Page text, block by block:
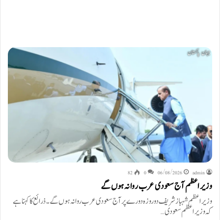
admin
06/08/2026
0
82
وزیراعظم آج سعودی عرب روانہ ہوں گے
وزیراعظم شہباز شریف دو روزہ دورے پر آج سعودی عرب روانہ ہوں گے۔ ذرائع کا کہنا ہے
کہ وزیراعظم سعودی…